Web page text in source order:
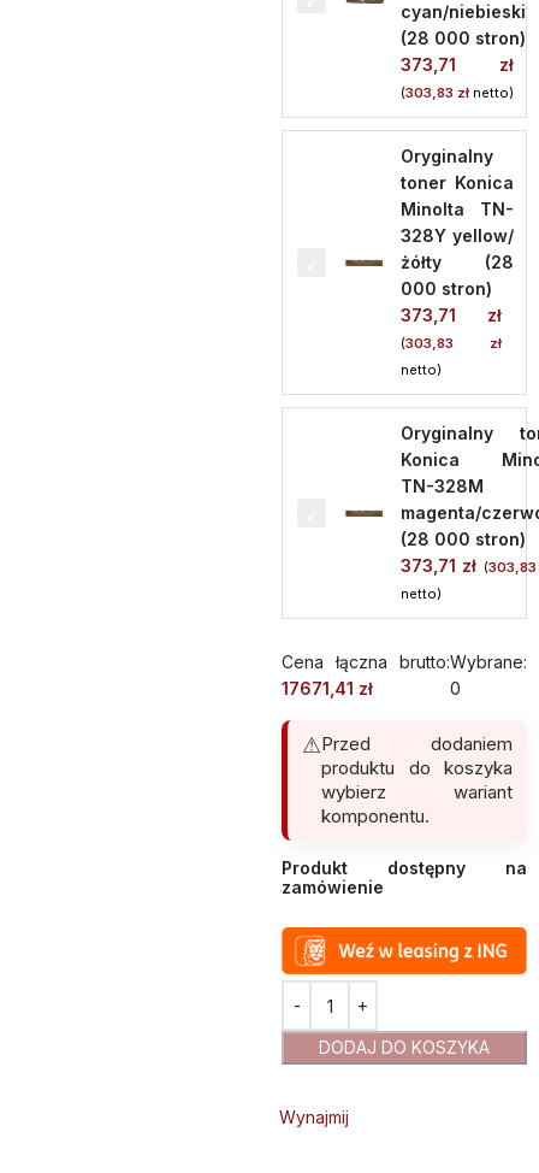
Wynajmij
cyan/niebieski
(28 000 stron)
373,71 zł
(303,83 zł netto)
Oryginalny
toner Konica
Minolta TN-
328Y yellow/
żółty (28
000 stron)
373,71 zł
(303,83 zł
netto)
Oryginalny
Konica
TN-328M
magenta/
(28 000 stron)
373,71 zł (
netto)
Cena łączna brutto:
17671,41 zł
Wybrane:
0
Przed dodaniem
produktu do koszyka
wybierz wariant
komponentu.
Produkt dostępny na
zamówienie
DODAJ DO KOSZYKA
Alternative: